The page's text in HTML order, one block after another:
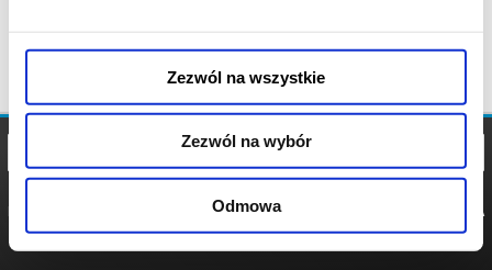
Zezwól na wszystkie
Zezwól na wybór
Odmowa
POLITYKA
POLITYKA